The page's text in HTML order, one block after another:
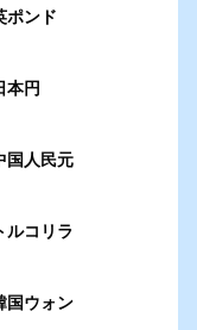
ポンド
本円
国人民元
コリラ
国ウォン